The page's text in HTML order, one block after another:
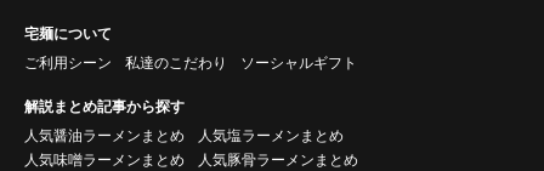
宅麺について
ご利用シーン
私達のこだわり ソーシャルギフト
解説まとめ記事から探す
人気醤油ラーメンまとめ
人気塩ラーメンまとめ
人気味噌ラーメンまとめ
人気豚骨ラーメンまとめ